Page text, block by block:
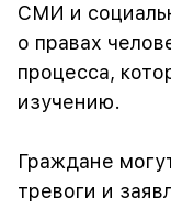
СМИ и
о правах
процесса,
изучению.
Граждане
тревоги и